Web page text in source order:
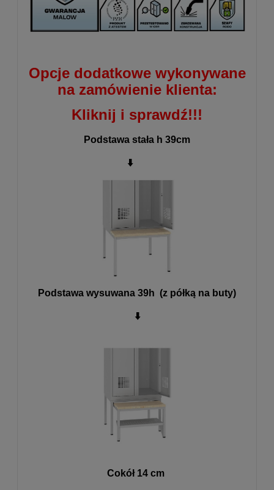
Opcje dodatkowe wykonywane
na zamówienie klienta:
Kliknij i sprawdź!!!
Podstawa stała h 39cm
⬇️
Podstawa wysuwana 39h (z półką na buty)
⬇️
Cokół 14 cm